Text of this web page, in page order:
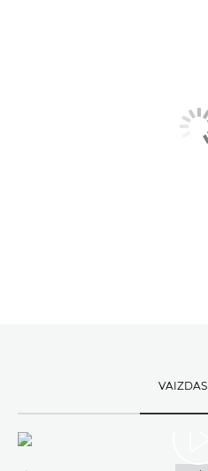
VAIZDAS